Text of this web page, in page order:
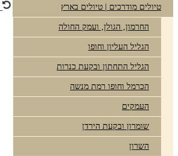
טיולים מודרכים | טיולים בארץ
החרמון, הגולן, ועמק החולה
הגליל העליון וחופו
הגליל התחתון ובקעת כנרות
הכרמל וחופו רמת מנשה
העמקים
שומרון ובקעת הירדן
השרון